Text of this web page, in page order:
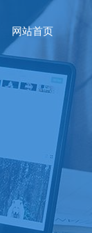
网站首页